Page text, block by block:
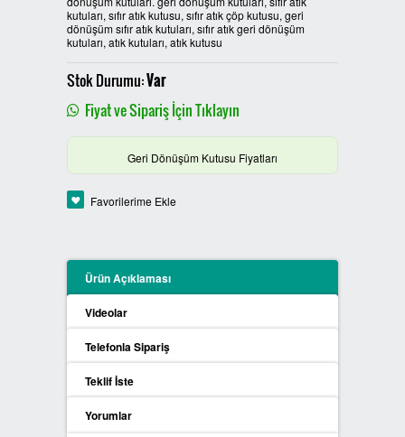
PLASTİK SIFIR ATIK KUTULARI
BOYALI SIFIR ATIK KUTULARI
METAL SIFIR ATIK KUTULARI
ÖZEL ÜRETİM SIFIR ATIK
KUTULARI
PİL ATIK KUTULARI
SIFIR ATIK KONTEYNERLARI
SIFIR ATIK BİLGİLENDİRME
PANOSU
kutuları, sıfır atık kutusu, sıfır atık çöp kutusu, geri
dönüşüm sıfır atık kutuları, sıfır atık geri dönüşüm
kutuları, atık kutuları, atık kutusu
Stok Durumu:Var
Fiyat ve Sipariş İçin Tıklayın
Geri Dönüşüm Kutusu Fiyatları
Favorilerime Ekle
Ürün Açıklaması
Videolar
Telefonla Sipariş
Teklif İste
Yorumlar